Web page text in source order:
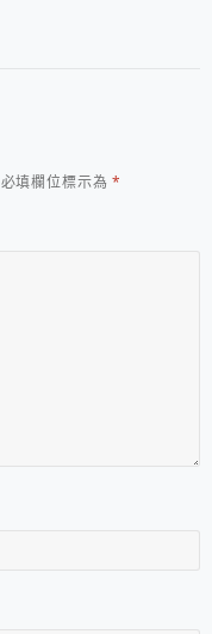
必填欄位標示為*